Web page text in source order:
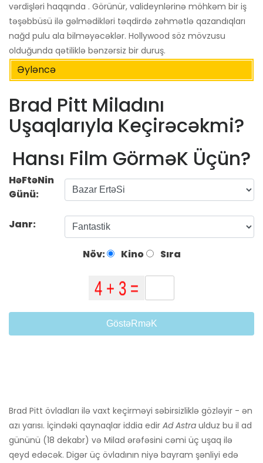
vərdişləri haqqında . Görünür, valideynlərinə möhkəm bir iş
təşəbbüsü ilə gəlmədikləri təqdirdə zəhmətlə qazandıqları
nağd pulu ala bilməyəcəklər. Hollywood söz mövzusu
olduğunda qətiliklə bənzərsiz bir duruş.
Əyləncə
Brad Pitt Miladını
Uşaqlarıyla Keçirəcəkmi?
Hansı Film GörməK Üçün?
HəFtəNin
Günü:
Janr:
Növ: Kino Sıra
GöstəRməK
Brad Pitt övladları ilə vaxt keçirməyi səbirsizliklə gözləyir - ən
azı yarısı. İçindəki qaynaqlar iddia edir Ad Astra ulduz bu il ad
gününü (18 dekabr) və Milad ərəfəsini cəmi üç uşaq ilə
qeyd edəcək. Digər üç övladının niyə bayram şənliyi edə